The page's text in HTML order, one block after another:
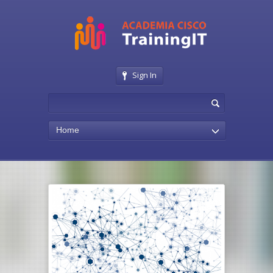
Sign In
Home